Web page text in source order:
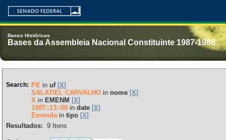
Bases Históricas
Bases da Assembleia Nacional Constituinte 1987-1988
Search: PEin uf [X]
SALATIEL CARVALHOin nome [X]
Xin EMENM [X]
1987::13::08in date [X]
Emendain tipo [X]
Resultados: 9Itens